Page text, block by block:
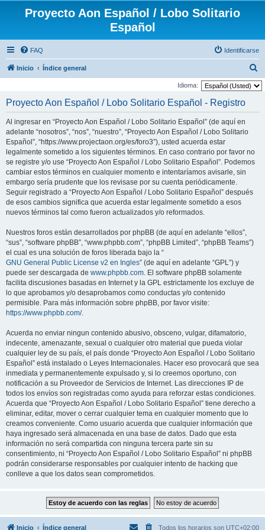
Proyecto Aon Español / Lobo Solitario
Español
FAQ Identificarse
Inicio Índice general
u
Idioma:
Proyecto Aon Español / Lobo Solitario Español - Registro
Al ingresar en “Proyecto Aon Español / Lobo Solitario Español” (de aquí en
adelante “nosotros”, “nos”, “nuestro”, “Proyecto Aon Español / Lobo Solitario
Español”, “https://www.projectaon.org/es/foro3”), usted acuerda estar
legalmente sometido a los siguientes términos. En caso contrario por favor no
se registre y/o use “Proyecto Aon Español / Lobo Solitario Español”. Podemos
cambiar estos términos en cualquier momento e intentaríamos avisarle, sin
embargo sería prudente que los revisase por su cuenta periódicamente.
Seguir registrado a “Proyecto Aon Español / Lobo Solitario Español” después
de esos cambios significa que acuerda estar legalmente sometido a esos
nuevos términos tal como fueron actualizados y/o reformados.
Nuestros foros están desarrollados por phpBB (de aquí en adelante “ellos”,
“sus”, “software phpBB”, “www.phpbb.com”, “phpBB Limited”, “phpBB Teams”)
el cual es una solución de foros liberada bajo la “
GNU General Public License v2 en Ingles” (de aquí en adelante “GPL”) y
puede ser descargada de www.phpbb.com. El software phpBB solamente
facilita discusiones basadas en Internet y la GPL estrictamente los excluye de
lo que aprobamos y/o desaprobamos como conductas y/o contenido
permisible. Para más información sobre phpBB, por favor visite:
https://www.phpbb.com/.
Acuerda no enviar ningun contenido abusivo, obsceno, vulgar, difamatorio,
indecente, amenazante, sexual o cualquier otro material que pueda violar
cualquier ley de su país, el país donde “Proyecto Aon Español / Lobo Solitario
Español” está instalado o Leyes Internacionales. Hacer eso provocará que sea
inmediata y permanentemente expulsado y, si lo creemos oportuno, con
notificación a su Proveedor de Servicios de Internet. Las direcciones IP de
todos los envíos son registradas como ayuda para reforzar estas condiciones.
Acuerda que “Proyecto Aon Español / Lobo Solitario Español” tiene derecho a
eliminar, editar, mover o cerrar cualquier tema en cualquier momento que lo
creamos conveniente. Como usuario acuerda que cualquier información que
haya ingresado será almacenada en una base de datos. Dado que esta
información no será compartida con ninguna tercera parte sin su
consentimiento, ni “Proyecto Aon Español / Lobo Solitario Español” ni phpBB
podrán considerarse responsables por cualquier intento de hacking que
conlleve a que los datos sean comprometidos.
Inicio Índice general Todos los horarios son UTC+02:00